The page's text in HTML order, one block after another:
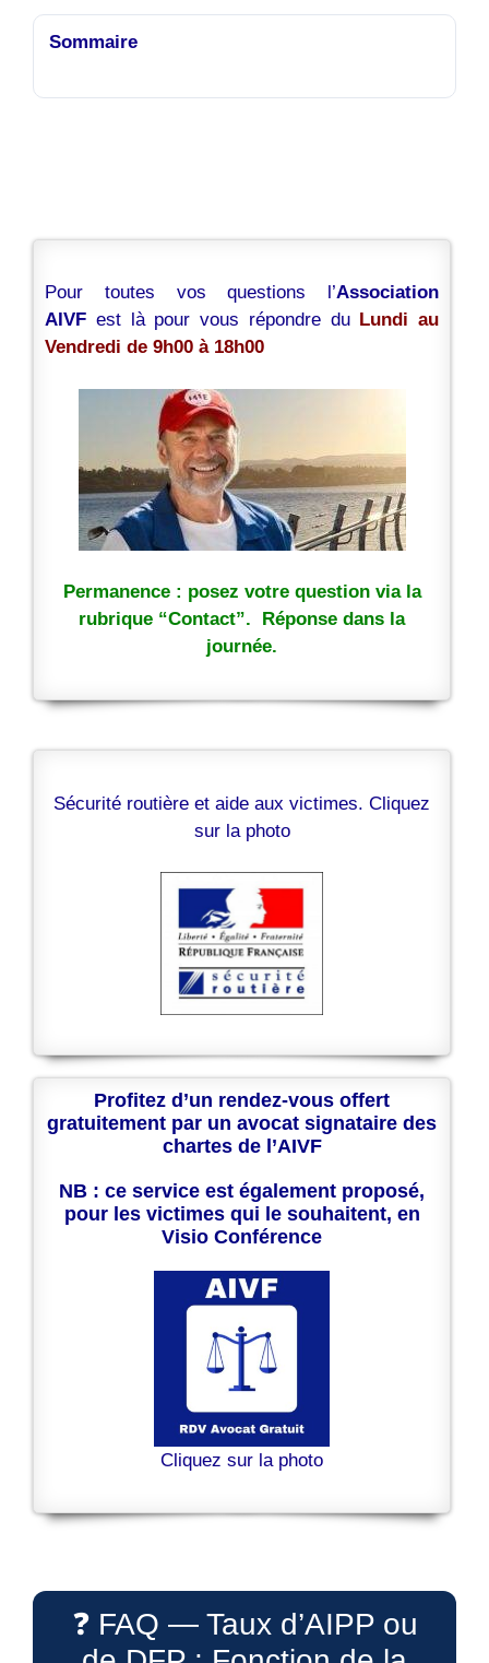
Sommaire
Pour toutes vos questions l’Association
AIVF est là pour vous répondre du Lundi au
Vendredi de 9h00 à 18h00
Permanence : posez votre question via la
rubrique “Contact”. Réponse dans la
journée.
Sécurité routière et aide aux victimes. Cliquez
sur la photo
Profitez d’un rendez-vous offert
gratuitement par un avocat signataire des
chartes de l’AIVF
NB : ce service est également proposé,
pour les victimes qui le souhaitent, en
Visio Conférence
Cliquez sur la photo
❓ FAQ — Taux d’AIPP ou